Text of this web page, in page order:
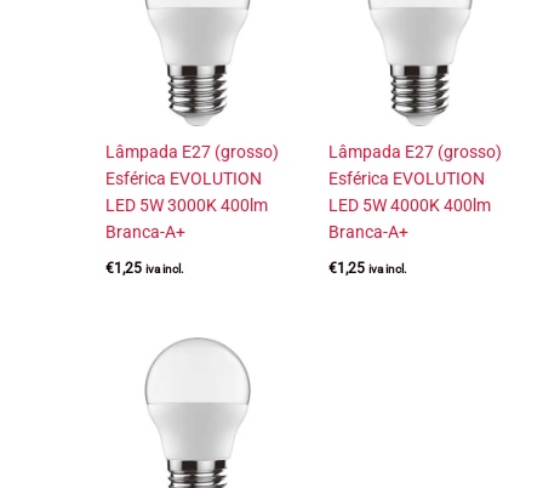
Lâmpada E27 (grosso)
Esférica EVOLUTION
LED 5W 3000K 400lm
Branca-A+
€1,25 iva incl.
Lâmpada E27 (grosso)
Esférica EVOLUTION
LED 5W 4000K 400lm
Branca-A+
€1,25 iva incl.